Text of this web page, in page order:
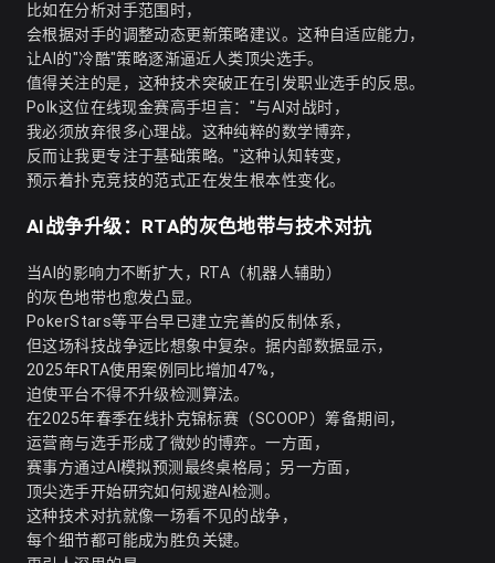
比如在分析对手范围时，
会根据对手的调整动态更新策略建议。这种自适应能力，
让AI的"冷酷"策略逐渐逼近人类顶尖选手。
值得关注的是，这种技术突破正在引发职业选手的反思。
Polk这位在线现金赛高手坦言："与AI对战时，
我必须放弃很多心理战。这种纯粹的数学博弈，
反而让我更专注于基础策略。"这种认知转变，
预示着扑克竞技的范式正在发生根本性变化。
AI战争升级：RTA的灰色地带与技术对抗
当AI的影响力不断扩大，RTA（机器人辅助）
的灰色地带也愈发凸显。
PokerStars等平台早已建立完善的反制体系，
但这场科技战争远比想象中复杂。据内部数据显示，
2025年RTA使用案例同比增加47%，
迫使平台不得不升级检测算法。
在2025年春季在线扑克锦标赛（SCOOP）筹备期间，
运营商与选手形成了微妙的博弈。一方面，
赛事方通过AI模拟预测最终桌格局；另一方面，
顶尖选手开始研究如何规避AI检测。
这种技术对抗就像一场看不见的战争，
每个细节都可能成为胜负关键。